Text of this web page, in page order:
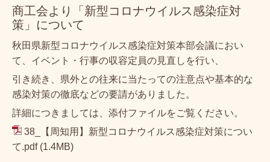
商工会より「新型コロナウイルス感染症対
策」について
秋田県新型コロナウイルス感染症対策本部会議におい
て、イベント・行事の収容定員の見直しを行い、
引き続き、県外との往来に当たっての注意点や基本的な
感染対策の徹底などの要請がありました。
詳細につきましては、添付ファイルをご覧ください。
38_【周知用】新型コロナウイルス感染症対策につい
て.pdf(1.4MB)